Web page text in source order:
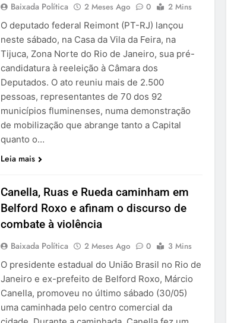
Baixada Política 2 Meses Ago 0
2 Mins
O deputado federal Reimont (PT-RJ) lançou
neste sábado, na Casa da Vila da Feira, na
Tijuca, Zona Norte do Rio de Janeiro, sua pré-
candidatura à reeleição à Câmara dos
Deputados. O ato reuniu mais de 2.500
pessoas, representantes de 70 dos 92
municípios fluminenses, numa demonstração
de mobilização que abrange tanto a Capital
quanto o…
Leia mais
Canella, Ruas e Rueda caminham em
Belford Roxo e afinam o discurso de
combate à violência
Baixada Política 2 Meses Ago 0
3 Mins
O presidente estadual do União Brasil no Rio de
Janeiro e ex-prefeito de Belford Roxo, Márcio
Canella, promoveu no último sábado (30/05)
uma caminhada pelo centro comercial da